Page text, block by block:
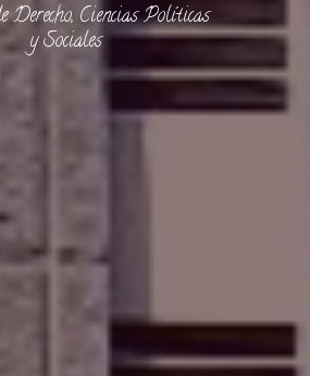
Derecho, Ciencias Políticas
y Sociales